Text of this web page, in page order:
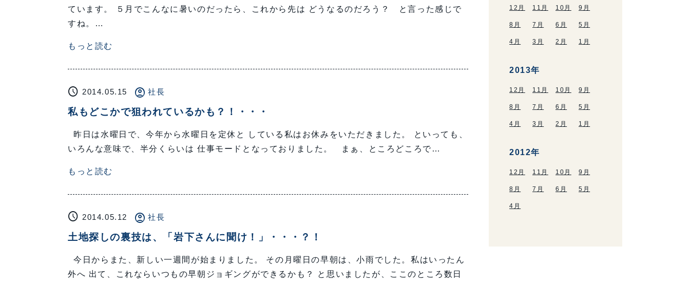
ています。 ５月でこんなに暑いのだったら、これから先は どうなるのだろう？ と言った感じで
すね。…
もっと読む
schedule 2014.05.15 account_circle 社長
私もどこかで狙われているかも？！・・・
昨日は水曜日で、今年から水曜日を定休と している私はお休みをいただきました。 といっても、
いろんな意味で、半分くらいは 仕事モードとなっておりました。 まぁ、ところどころで…
もっと読む
schedule 2014.05.12 account_circle 社長
土地探しの裏技は、「岩下さんに聞け！」・・・？！
今日からまた、新しい一週間が始まりました。 その月曜日の早朝は、小雨でした。私はいったん
外へ 出て、これならいつもの早朝ジョギングができるかも？ と思いましたが、ここのところ数日
12月 11月 10月 9月
8月 7月 6月 5月
4月 3月 2月 1月
2013年
12月 11月 10月 9月
8月 7月 6月 5月
4月 3月 2月 1月
2012年
12月 11月 10月 9月
8月 7月 6月 5月
4月